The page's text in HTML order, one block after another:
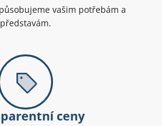
vašim potřebám a
představám.
ceny